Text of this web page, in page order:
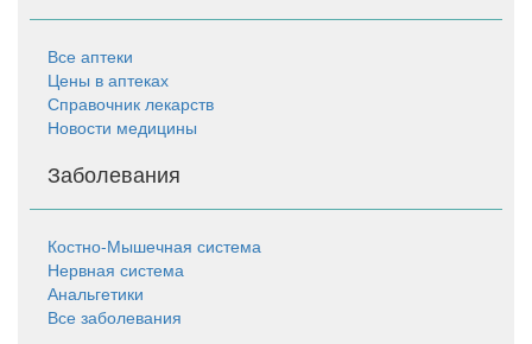
Все аптеки
Цены в аптеках
Справочник лекарств
Новости медицины
Заболевания
Костно-Мышечная система
Нервная система
Анальгетики
Все заболевания